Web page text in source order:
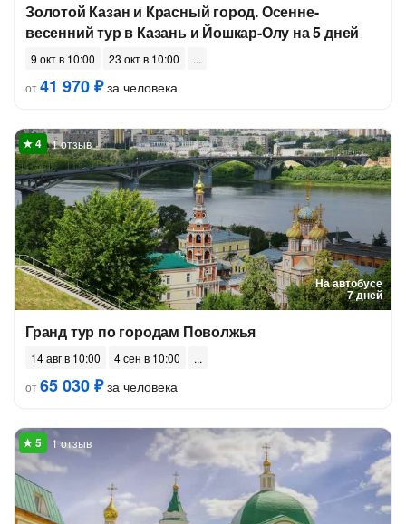
Золотой Казан и Красный город. Осенне-
весенний тур в Казань и Йошкар-Олу на 5 дней
9 окт в 10:00
23 окт в 10:00
от41 970 ₽за человека
На автобусе
7 дней
1 отзыв
Гранд тур по городам Поволжья
14 авг в 10:00
4 сен в 10:00
от65 030 ₽за человека
1 отзыв